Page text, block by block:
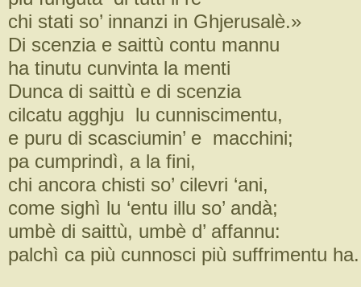
chi stati so’ innanzi in Ghjerusalè.»
Di scenzia e saittù contu mannu
ha tinutu cunvinta la menti
Dunca di saittù e di scenzia
cilcatu agghju lu cunniscimentu,
e puru di scasciumin’ e macchini;
pa cumprindì, a la fini,
chi ancora chisti so’ cilevri ‘ani,
come sighì lu ‘entu illu so’ andà;
umbè di saittù, umbè d’ affannu:
palchì ca più cunnosci più suffrimentu ha.